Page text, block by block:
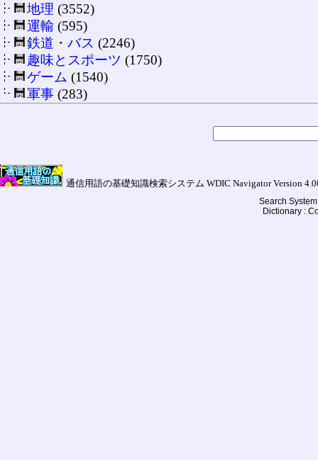
地理 (3552)
運輸 (595)
鉄道・バス (2246)
趣味とスポーツ (1750)
ゲーム (1540)
軍事 (283)
通信用語の基礎知識検索システム WDIC Navigator Version
Search
Dictionary :